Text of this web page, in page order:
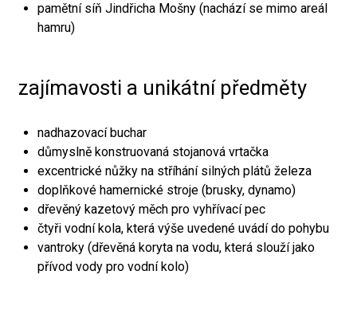
pamětní síň Jindřicha Mošny (nachází se mimo areál
hamru)
zajímavosti a unikátní předměty
nadhazovací buchar
důmyslně konstruovaná stojanová vrtačka
excentrické nůžky na stříhání silných plátů železa
doplňkové hamernické stroje (brusky, dynamo)
dřevěný kazetový měch pro vyhřívací pec
čtyři vodní kola, která výše uvedené uvádí do pohybu
vantroky (dřevěná koryta na vodu, která slouží jako
přívod vody pro vodní kolo)